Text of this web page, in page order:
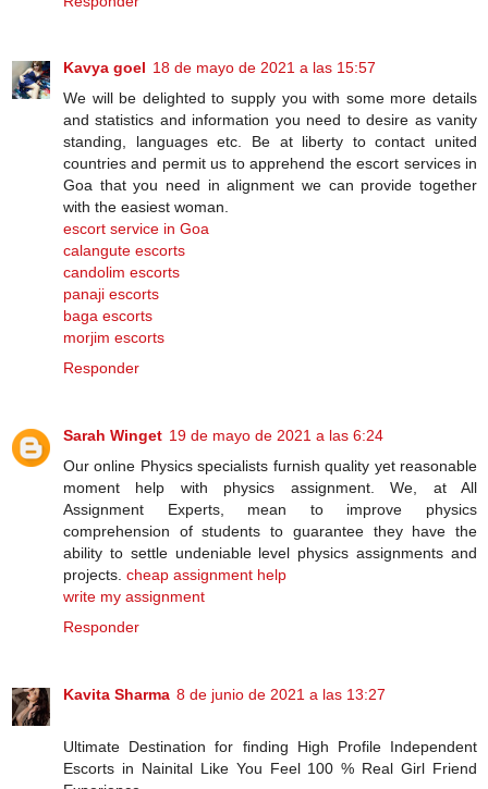
Kavya goel 18 de mayo de 2021 a las 15:57
We will be delighted to supply you with some more details
and statistics and information you need to desire as vanity
standing, languages etc. Be at liberty to contact united
countries and permit us to apprehend the escort services in
Goa that you need in alignment we can provide together
with the easiest woman.
escort service in Goa
calangute escorts
candolim escorts
panaji escorts
baga escorts
morjim escorts
Responder
Sarah Winget 19 de mayo de 2021 a las 6:24
Our online Physics specialists furnish quality yet reasonable
moment help with physics assignment. We, at All
Assignment Experts, mean to improve physics
comprehension of students to guarantee they have the
ability to settle undeniable level physics assignments and
projects. cheap assignment help
write my assignment
Responder
Kavita Sharma 8 de junio de 2021 a las 13:27
Ultimate Destination for finding High Profile Independent
Escorts in Nainital Like You Feel 100 % Real Girl Friend